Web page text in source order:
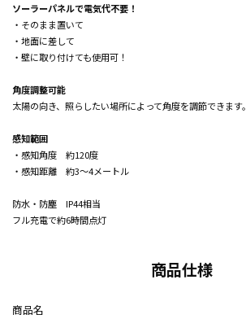
ソーラーパネルで電気代不要！
・そのまま置いて
・地面に差して
・壁に取り付けても使用可！
角度調整可能
太陽の向き、照らしたい場所によって角度を調節できます。
感知範囲
・感知角度 約120度
・感知距離 約3～4メートル
防水・防塵 IP44相当
フル充電で約6時間点灯
商品仕様
商品名